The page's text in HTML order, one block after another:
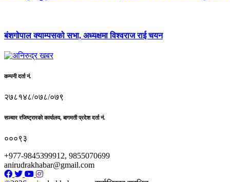
बंशगोपाल क्याम्पसको सभा, अध्यक्षमा विश्वराज राई चयन
कम्पनी दर्ता नं.
२७८१४८/०७८/०७९
सञ्चार रजिष्ट्रारकाे कार्यालय, बागमती प्रदेश दर्ता नं.
०००९३
+977-9845399912, 9855070699
anirudrakhabar@gmail.com